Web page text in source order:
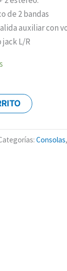
de 2 bandas
auxiliar con
L/R
Consolas